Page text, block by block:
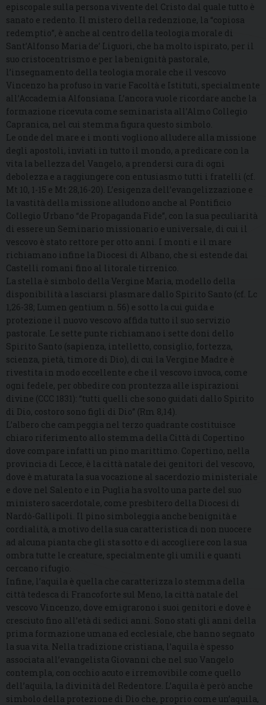
episcopale sulla persona vivente del Cristo dal quale tutto è
sanato e redento. Il mistero della redenzione, la “copiosa
redemptio”, è anche al centro della teologia morale di
Sant’Alfonso Maria de’ Liguori, che ha molto ispirato, per il
suo cristocentrismo e per la benignità pastorale,
l’insegnamento della teologia morale che il vescovo
Vincenzo ha profuso in varie Facoltà e Istituti, specialmente
all’Accademia Alfonsiana. L’ancora vuole ricordare anche la
formazione ricevuta come seminarista all’Almo Collegio
Capranica, nel cui stemma figura questo simbolo.
Le onde del mare e i monti vogliono alludere alla missione
degli apostoli, inviati in tutto il mondo, a predicare con la
vita la bellezza del Vangelo, a prendersi cura di ogni
debolezza e a raggiungere con entusiasmo tutti i fratelli (cf.
Mt 10, 1-15 e Mt 28,16-20). L’esigenza dell’evangelizzazione e
la vastità della missione alludono anche al Pontificio
Collegio Urbano “de Propaganda Fide”, con la sua peculiarità
di essere un Seminario missionario e universale, di cui il
vescovo è stato rettore per otto anni. I monti e il mare
richiamano infine la Diocesi di Albano, che si estende dai
Castelli romani fino al litorale tirrenico.
La stella è simbolo della Vergine Maria, modello della
disponibilità a lasciarsi plasmare dallo Spirito Santo (cf. Lc
1,26-38; Lumen gentium n. 56) e sotto la cui guida e
protezione il nuovo vescovo affida tutto il suo servizio
pastorale. Le sette punte richiamano i sette doni dello
Spirito Santo (sapienza, intelletto, consiglio, fortezza,
scienza, pietà, timore di Dio), di cui la Vergine Madre è
rivestita in modo eccellente e che il vescovo invoca, come
ogni fedele, per obbedire con prontezza alle ispirazioni
divine (CCC 1831): “tutti quelli che sono guidati dallo Spirito
di Dio, costoro sono figli di Dio” (Rm 8,14).
L’albero che campeggia nel terzo quadrante costituisce
chiaro riferimento allo stemma della Città di Copertino
dove compare infatti un pino marittimo. Copertino, nella
provincia di Lecce, è la città natale dei genitori del vescovo,
dove è maturata la sua vocazione al sacerdozio ministeriale
e dove nel Salento e in Puglia ha svolto una parte del suo
ministero sacerdotale, come presbitero della Diocesi di
Nardò-Gallipoli. Il pino simboleggia anche benignità e
cordialità, a motivo della sua caratteristica di non nuocere
ad alcuna pianta che gli sta sotto e di accogliere con la sua
ombra tutte le creature, specialmente gli umili e quanti
cercano rifugio.
Infine, l’aquila è quella che caratterizza lo stemma della
città tedesca di Francoforte sul Meno, la città natale del
vescovo Vincenzo, dove emigrarono i suoi genitori e dove è
cresciuto fino all’età di sedici anni. Sono stati gli anni della
prima formazione umana ed ecclesiale, che hanno segnato
la sua vita. Nella tradizione cristiana, l’aquila è spesso
associata all’evangelista Giovanni che nel suo Vangelo
contempla, con occhio acuto e irremovibile come quello
dell’aquila, la divinità del Redentore. L’aquila è però anche
simbolo della protezione di Dio che, proprio come un’aquila,